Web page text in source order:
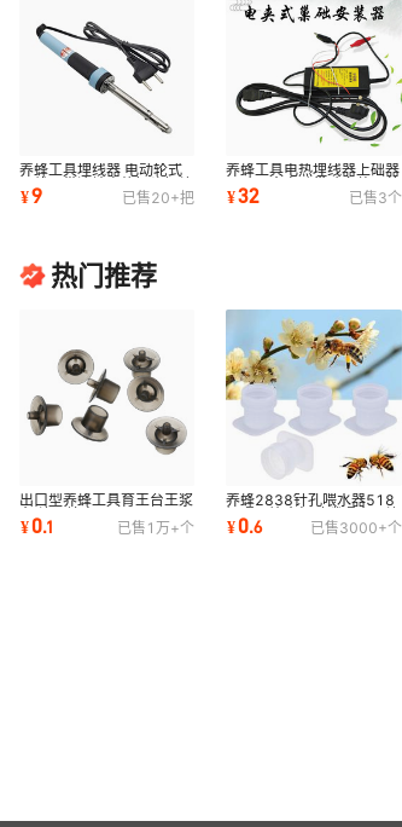
养蜂工具埋线器 电动轮式
压线器带滚轮电热铜头埋蜂
脾安装蜜蜂
¥9 已售20+把
养蜂工具电热埋线器上础器
压础器全自动巢础安装器养
蜜蜂工具
¥32 已售3个
热门推荐
出口型养蜂工具育王台王浆
台 蜂王培育
¥0.1 已售 1万+个
养蜂2838针孔喂水器518
饲喂器饮水杯鸭嘴喂食器蜂
箱中蜂巢门喂水
¥0.6 已售3000+个